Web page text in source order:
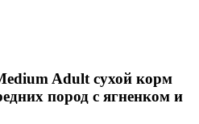
Adult сухой корм
пород с ягненком и